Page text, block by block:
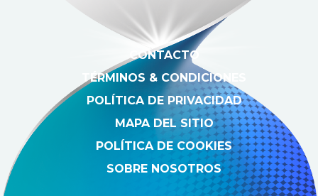
CONTACTO
TÉRMINOS & CONDICIONES
POLÍTICA DE PRIVACIDAD
MAPA DEL SITIO
POLÍTICA DE COOKIES
SOBRE NOSOTROS